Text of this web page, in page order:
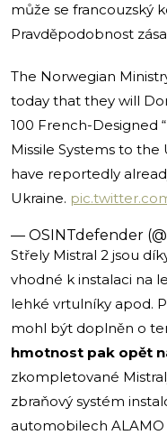
může se francouzský
Pravděpodobnost
The Norwegian
today that they will
100 French-Designed
Missile Systems to the
have reportedly
Ukraine.
— OSINTdefender
Střely Mistral 2 jsou
vhodné k instalaci na
lehké vrtulníky apod.
mohl být doplněn o
hmotnost pak opět
zkompletované
zbraňový systém
automobilech ALAMO